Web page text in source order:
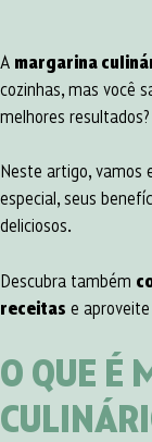
A margarina
cozinhas, mas você
melhores resultados?
Neste artigo, vamos
especial, seus
deliciosos.
Descubra também
receitas e
O QUE É